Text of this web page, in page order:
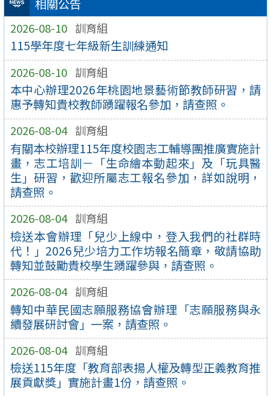
相關公告
2026-08-10 訓育組
115學年度七年級新生訓練通知
2026-08-10 訓育組
本中心辦理2026年桃園地景藝術節教師研習，請
惠予轉知貴校教師踴躍報名參加，請查照。
2026-08-04 訓育組
有關本校辦理115年度校園志工輔導團推廣實施計
畫，志工培訓－「生命繪本動起來」及「玩具醫
生」研習，歡迎所屬志工報名參加，詳如說明，
請查照。
2026-08-04 訓育組
檢送本會辦理「兒少上線中，登入我們的社群時
代！」2026兒少培力工作坊報名簡章，敬請協助
轉知並鼓勵貴校學生踴躍參與，請查照。
2026-08-04 訓育組
轉知中華民國志願服務協會辦理「志願服務與永
續發展研討會」一案，請查照。
2026-08-04 訓育組
檢送115年度「教育部表揚人權及轉型正義教育推
展貢獻獎」實施計畫1份，請查照。